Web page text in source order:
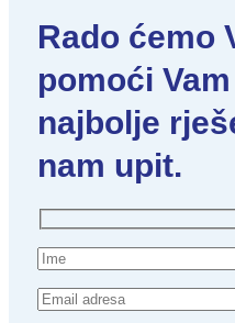
Rado ćemo
pomoći
najbolje
nam upit.